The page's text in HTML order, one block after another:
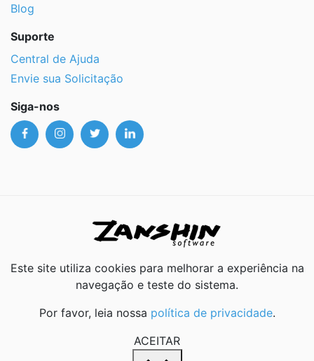
Blog
Suporte
Central de Ajuda
Envie sua Solicitação
Siga-nos
Este site utiliza cookies para melhorar a experiência na
navegação e teste do sistema.
Por favor, leia nossa política de privacidade.
ACEITAR